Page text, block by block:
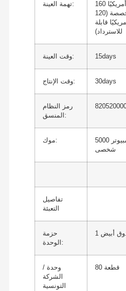
تهمة العينة:
160 دولارًا أمريكيًا
للألوان المخصصة (120
قابلة
للاسترداد)
وقت العينة: 15days
وقت الإنتاج: 30days
رمز النظام
المنسق:
موك:
5000 جهاز كمبيوتر
شخصى
تفاصيل
التعبئة
حزمة
الوحدة:
أبيض
وحدة /
الشركة
التونسية
80 قطعة